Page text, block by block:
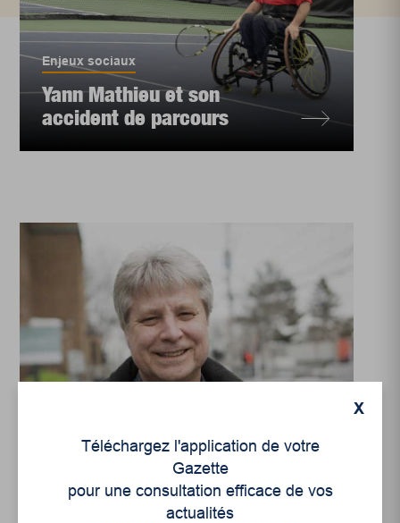
Enjeux sociaux
Yann Mathieu et son
accident de parcours
Gaétan Montplaisir : un
retraité de la
Wayagamack satisfait
X
Téléchargez l'application de votre
Gazette
pour une consultation efficace de vos
actualités